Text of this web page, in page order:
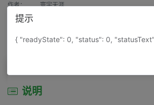
作者： 寰宇天涯
来源：
属性： 地图属性： 地图类型-城市城区图
说明
提示
{ "readyState": 0, "status": 0,